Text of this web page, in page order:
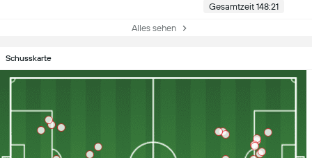
Gesamtzeit 148:21
Alles sehen
Schusskarte